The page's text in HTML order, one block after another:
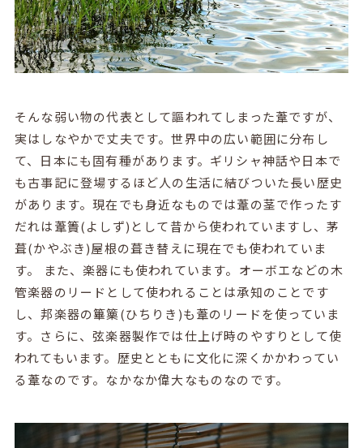
そんな弱い物の代表として謳われてしまった葦ですが、
実はしなやかで丈夫です。世界中の広い範囲に分布し
て、日本にも固有種があります。ギリシャ神話や日本で
も古事記に登場するほど人の生活に結びついた長い歴史
があります。現在でも身近なものでは葦の茎で作ったす
だれは葦簀(よしず)として昔から使われていますし、茅
葺(かやぶき)屋根の葺き替えに現在でも使われていま
す。 また、楽器にも使われています。オーボエなどの木
管楽器のリードとして使われることは承知のことです
し、邦楽器の篳篥(ひちりき)も葦のリードを使っていま
す。さらに、弦楽器製作では仕上げ時のやすりとして使
われてもいます。歴史とともに文化に深くかかわってい
る葦なのです。なかなか偉大なものなのです。